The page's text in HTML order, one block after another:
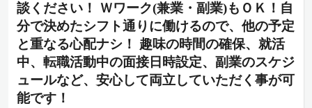
談ください！ Ｗワーク(兼業・副業)もＯＫ！自
分で決めたシフト通りに働けるので、他の予定
と重なる心配ナシ！ 趣味の時間の確保、就活
中、転職活動中の面接日時設定、副業のスケジ
ュールなど、安心して両立していただく事が可
能です！